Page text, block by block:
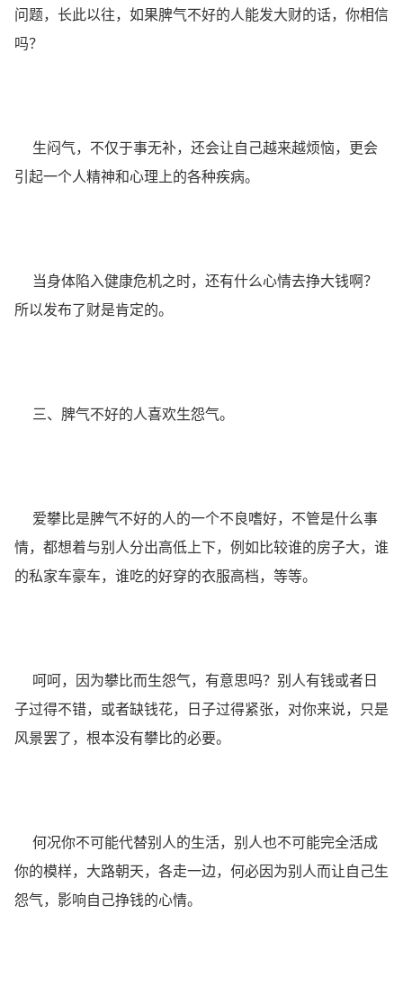
问题，长此以往，如果脾气不好的人能发大财的话，你相信
吗？
生闷气，不仅于事无补，还会让自己越来越烦恼，更会
引起一个人精神和心理上的各种疾病。
当身体陷入健康危机之时，还有什么心情去挣大钱啊？
所以发布了财是肯定的。
三、脾气不好的人喜欢生怨气。
爱攀比是脾气不好的人的一个不良嗜好，不管是什么事
情，都想着与别人分出高低上下，例如比较谁的房子大，谁
的私家车豪车，谁吃的好穿的衣服高档，等等。
呵呵，因为攀比而生怨气，有意思吗？别人有钱或者日
子过得不错，或者缺钱花，日子过得紧张，对你来说，只是
风景罢了，根本没有攀比的必要。
何况你不可能代替别人的生活，别人也不可能完全活成
你的模样，大路朝天，各走一边，何必因为别人而让自己生
怨气，影响自己挣钱的心情。